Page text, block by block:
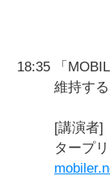
18:35
「
維持す
[講演者]
タープ